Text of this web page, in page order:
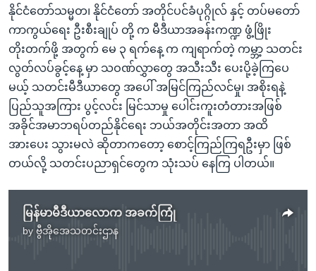
နိုင်ငံတော်သမ္မတ၊ နိုင်ငံတော် အတိုင်ပင်ခံပုဂ္ဂိုလ် နှင့် တပ်မတော်
ကာကွယ်ရေး ဦးစီးချုပ် တို့ က မီဒီယာအခန်းကဏ္ဍ ဖွံ့ဖြိုး
တိုးတက်ဖို့ အတွက် မေ ၃ ရက်နေ့ က ကျရာက်တဲ့ ကမ္ဘာ့ သတင်း
လွတ်လပ်ခွင့်နေ့ မှာ သဝဏ်လွှာတွေ အသီးသီး ပေးပို့ခဲ့ကြပေ
မယ့် သတင်းမီဒီယာတွေ အပေါ် အမြင်ကြည်လင်မှု၊ အစိုးရနဲ့
ပြည်သူအကြား ပွင့်လင်း မြင်သာမှု ပေါင်းကူးတံတားအဖြစ်
အခိုင်အမာဘရပ်တည်နိုင်ရေး ဘယ်အတိုင်းအတာ အထိ
အားပေး သွားမလဲ ဆိုတာကတော့ စောင့်ကြည်ကြရဦးမှာ ဖြစ်
တယ်လို့ သတင်းပညာရှင်တွေက သုံးသပ် နေကြ ပါတယ်။
မြန်မာမီဒီယာလောက အခက်ကြုံ
by ဗွီအိုအေသတင်းဌာန
No media source currently available